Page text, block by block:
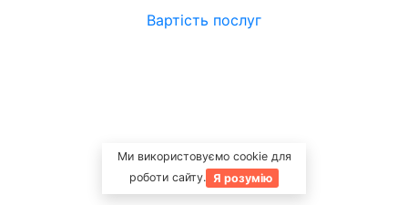
Ми використовуємо cookie для
роботи сайту. Я розумію
Вартість послуг